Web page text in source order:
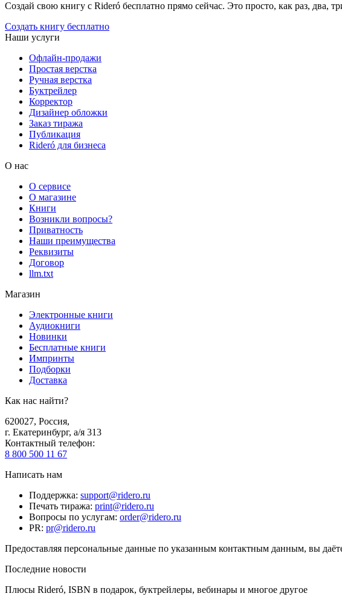
Создай свою книгу с Rideró бесплатно прямо сейчас. Это просто, как раз, два,
Создать книгу бесплатно
Наши услуги
Офлайн-продажи
Простая верстка
Ручная верстка
Буктрейлер
Корректор
Дизайнер обложки
Заказ тиража
Публикация
Rideró для бизнеса
О нас
О сервисе
О магазине
Книги
Возникли вопросы?
Приватность
Наши преимущества
Реквизиты
Договор
llm.txt
Магазин
Электронные книги
Аудиокниги
Новинки
Бесплатные книги
Импринты
Подборки
Доставка
Как нас найти?
620027, Россия,
г. Екатеринбург, а/я 313
Контактный телефон:
8 800 500 11 67
Написать нам
Поддержка: support@ridero.ru
Печать тиража: print@ridero.ru
Вопросы по услугам: order@ridero.ru
PR: pr@ridero.ru
Предоставляя персональные данные по указанным контактным данным, вы
Последние новости
Плюсы Rideró, ISBN в подарок, буктрейлеры, вебинары и многое другое